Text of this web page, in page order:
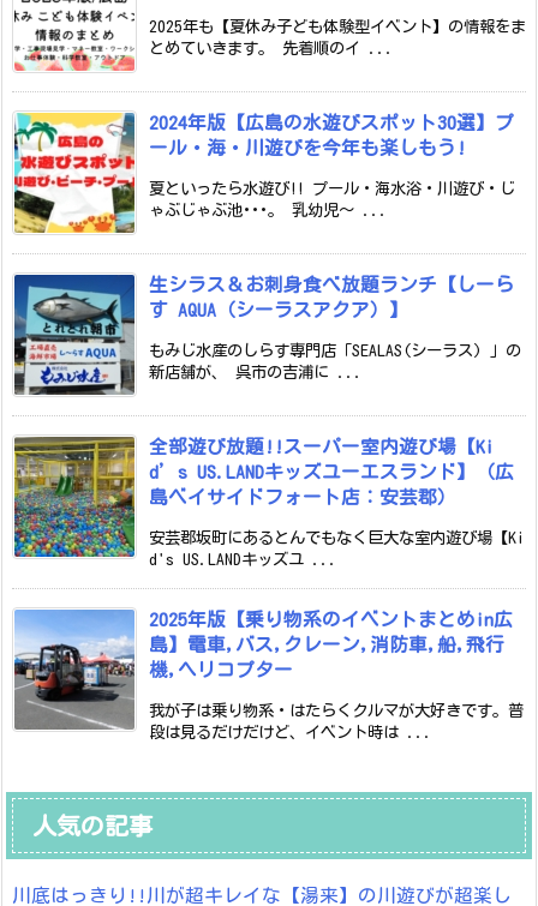
2025年も【夏休み子ども体験型イベント】の情報をま
とめていきます。 先着順のイ ...
2024年版【広島の水遊びスポット30選】プ
ール・海・川遊びを今年も楽しもう!
夏といったら水遊び!! プール・海水浴・川遊び・じ
ゃぶじゃぶ池･･･。 乳幼児～ ...
生シラス＆お刺身食べ放題ランチ【しーら
す AQUA（シーラスアクア）】
もみじ水産のしらす専門店「SEALAS(シーラス) 」の
新店舗が、 呉市の吉浦に ...
全部遊び放題!!スーパー室内遊び場【Ki
d’s US.LANDキッズユーエスランド】（広
島ベイサイドフォート店：安芸郡）
安芸郡坂町にあるとんでもなく巨大な室内遊び場【Ki
d's US.LANDキッズユ ...
2025年版【乗り物系のイベントまとめin広
島】電車,バス,クレーン,消防車,船,飛行
機,ヘリコプター
我が子は乗り物系・はたらくクルマが大好きです。普
段は見るだけだけど、イベント時は ...
人気の記事
川底はっきり!!川が超キレイな【湯来】の川遊びが超楽し